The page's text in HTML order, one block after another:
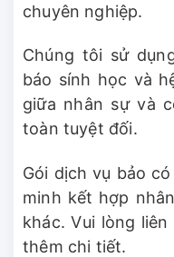
chuyên nghiệp.
Chúng tôi sử
báo sính học và
giữa nhân sự và
toàn tuyệt đối.
Gói dịch vụ bảo
minh kết hợp
khác. Vui lòng
thêm chi tiết.